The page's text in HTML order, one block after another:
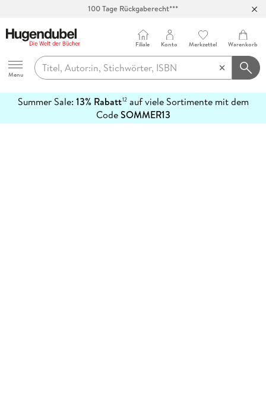
100 Tage Rückgaberecht***
Hugendubel
Menu
Filiale Konto Merkzettel Warenkorb
Summer Sale: 13% Rabatt12auf viele Sortimente mit dem
CodeSOMMER13
erfahren